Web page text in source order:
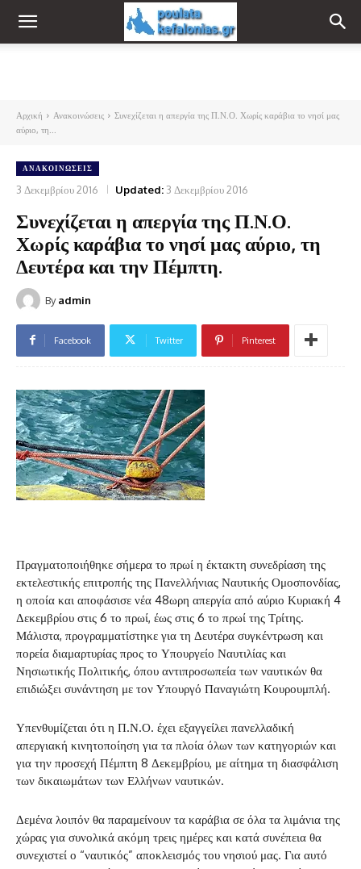
Αρχική Ανακοινώσεις
Συνεχίζεται η απεργία της Π.Ν.Ο. Χωρίς καράβια το νησί μας
αύριο, τη...
ΑΝΑΚΟΙΝΏΣΕΙΣ
3 Δεκεμβρίου 2016 Updated: 3 Δεκεμβρίου 2016
Συνεχίζεται η απεργία της Π.Ν.Ο.
Χωρίς καράβια το νησί μας αύριο, τη
Δευτέρα και την Πέμπτη.
By admin
Facebook Twitter Pinterest
Πραγματοποιήθηκε σήμερα το πρωί η έκτακτη συνεδρίαση της
εκτελεστικής επιτροπής της Πανελλήνιας Ναυτικής Ομοσπονδίας,
η οποία και αποφάσισε νέα 48ωρη απεργία από αύριο Κυριακή 4
Δεκεμβρίου στις 6 το πρωί, έως στις 6 το πρωί της Τρίτης.
Μάλιστα, προγραμματίστηκε για τη Δευτέρα συγκέντρωση και
πορεία διαμαρτυρίας προς το Υπουργείο Ναυτιλίας και
Νησιωτικής Πολιτικής, όπου αντιπροσωπεία των ναυτικών θα
επιδιώξει συνάντηση με τον Υπουργό Παναγιώτη Κουρουμπλή.
Υπενθυμίζεται ότι η Π.Ν.Ο. έχει εξαγγείλει πανελλαδική
απεργιακή κινητοποίηση για τα πλοία όλων των κατηγοριών και
για την προσεχή Πέμπτη 8 Δεκεμβρίου, με αίτημα τη διασφάλιση
των δικαιωμάτων των Ελλήνων ναυτικών.
Δεμένα λοιπόν θα παραμείνουν τα καράβια σε όλα τα λιμάνια της
χώρας για συνολικά ακόμη τρεις ημέρες και κατά συνέπεια θα
συνεχιστεί ο “ναυτικός” αποκλεισμός του νησιού μας. Για αυτό